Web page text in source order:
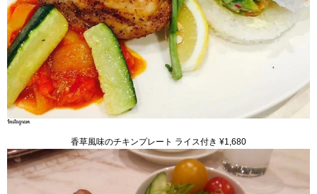
香草風味のチキンプレート ライス付き ¥1,680